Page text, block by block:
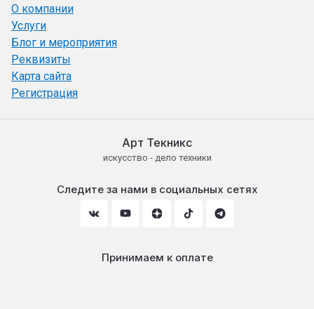
О компании
Услуги
Блог и мероприятия
Реквизиты
Карта сайта
Регистрация
Арт Текникс
искусство - дело техники
Следите за нами в социальных сетях
Принимаем к оплате